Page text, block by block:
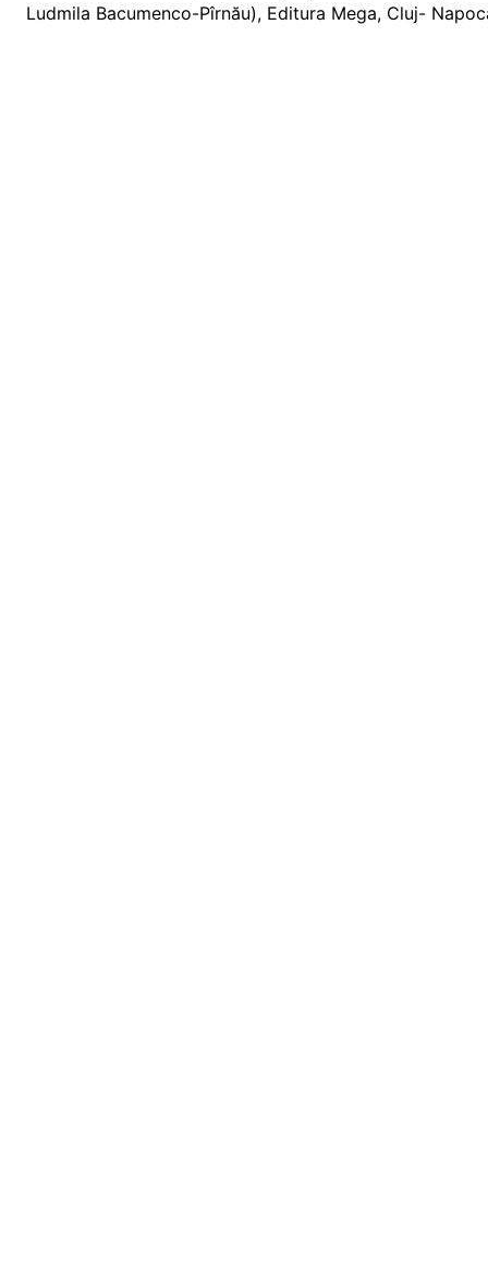
Ludmila Bacumenco-Pîrnău), Editura Mega, Cluj-